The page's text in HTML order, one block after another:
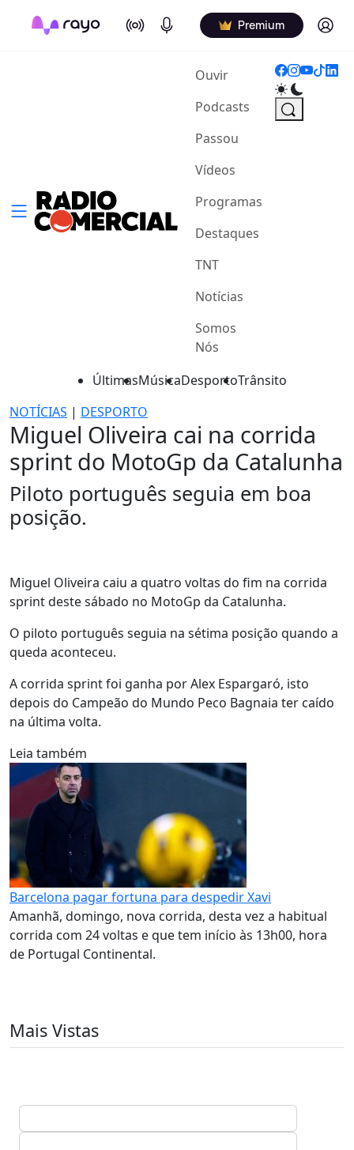
On Air Podcasts Premium Log in
Ouvir(current)
Podcasts
Passou
Vídeos
Programas
Destaques
TNT
Notícias
Somos
Nós
ÚltimasMúsicaDesportoTrânsito
NOTÍCIAS | DESPORTO
Miguel Oliveira cai na corrida
sprint do MotoGp da Catalunha
Piloto português seguia em boa
posição.
Miguel Oliveira caiu a quatro voltas do fim na corrida
sprint deste sábado no MotoGp da Catalunha.
O piloto português seguia na sétima posição quando a
queda aconteceu.
A corrida sprint foi ganha por Alex Espargaró, isto
depois do Campeão do Mundo Peco Bagnaia ter caído
na última volta.
Leia também
Barcelona pagar fortuna para despedir Xavi
Amanhã, domingo, nova corrida, desta vez a habitual
corrida com 24 voltas e que tem início às 13h00, hora
de Portugal Continental.
Mais Vistas